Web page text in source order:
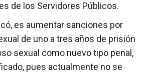
de los Servidores Públicos.
es aumentar sanciones por
de uno a tres años de prisión
sexual como nuevo tipo penal,
pues actualmente no se